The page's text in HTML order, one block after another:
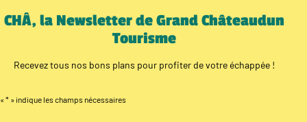
CHÂ, la Newsletter de Grand Châteaudun
Tourisme
Recevez tous nos bons plans pour profiter de votre échappée !
« * » indique les champs nécessaires